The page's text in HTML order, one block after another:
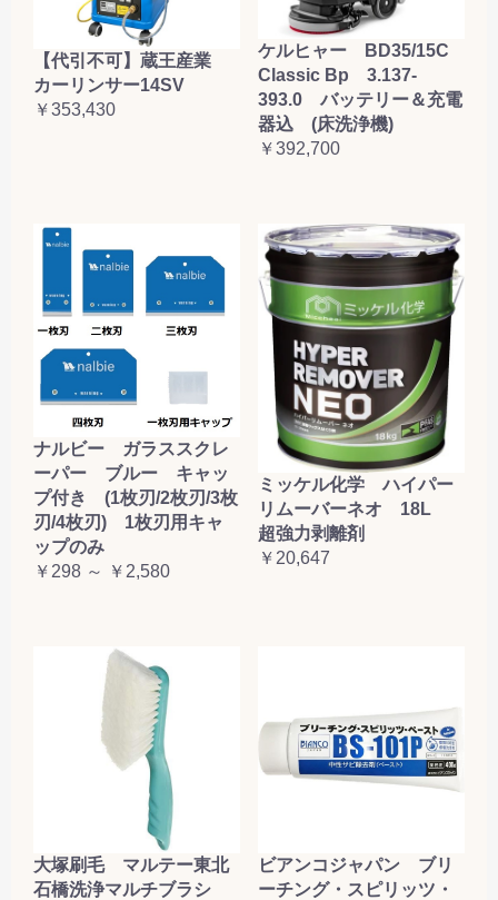
【代引不可】蔵王産業
カーリンサー14SV
￥353,430
ケルヒャー BD35/15C
Classic Bp 3.137-
393.0 バッテリー＆充電
器込 (床洗浄機)
￥392,700
ナルビー ガラススクレ
ーパー ブルー キャッ
プ付き (1枚刃/2枚刃/3枚
刃/4枚刃) 1枚刃用キャ
ップのみ
￥298 ～ ￥2,580
ミッケル化学 ハイパー
リムーバーネオ 18L
超強力剥離剤
￥20,647
大塚刷毛 マルテー東北
石橋洗浄マルチブラシ
ビアンコジャパン ブリ
ーチング・スピリッツ・